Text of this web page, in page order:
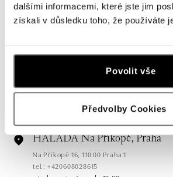
dalšími informacemi, které jste jim
získali v důsledku toho, že používáte
Povolit vše
Předvolby Cookies
HALADA Pařížská, Praha
tel.: +420724986111
dnes otevřeno do 19:00
HALADA Na Příkopě, Praha
Na Příkopě 16, 110 00 Praha 1
tel.: +420608028615